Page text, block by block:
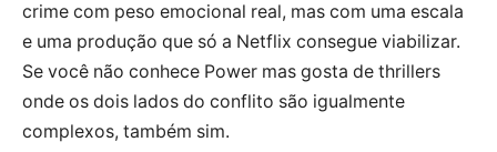
crime com peso emocional real, mas com uma escala
e uma produção que só a Netflix consegue viabilizar.
Se você não conhece Power mas gosta de thrillers
onde os dois lados do conflito são igualmente
complexos, também sim.